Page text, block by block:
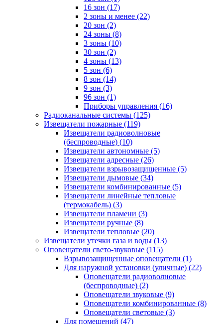
16 зон (17)
2 зоны и менее (22)
20 зон (2)
24 зоны (8)
3 зоны (10)
30 зон (2)
4 зоны (13)
5 зон (6)
8 зон (14)
9 зон (3)
96 зон (1)
Приборы управления (16)
Радиоканальные системы (125)
Извещатели пожарные (119)
Извещатели радиоволновые
(беспроводные) (10)
Извещатели автономные (5)
Извещатели адресные (26)
Извещатели взрывозащищенные (5)
Извещатели дымовые (34)
Извещатели комбинированные (5)
Извещатели линейные тепловые
(термокабель) (3)
Извещатели пламени (3)
Извещатели ручные (8)
Извещатели тепловые (20)
Извещатели утечки газа и воды (13)
Оповещатели свето-звуковые (115)
Взрывозащищенные оповещатели (1)
Для наружной установки (уличные) (22)
Оповещатели радиоволновые
(беспроводные) (2)
Оповещатели звуковые (9)
Оповещатели комбинированные (8)
Оповещатели световые (3)
Для помещений (47)